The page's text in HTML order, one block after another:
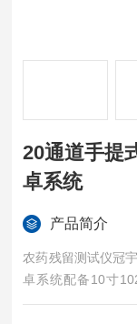
20通道手提
卓系统
产品简介
农药残留测试仪冠
卓系统配备10寸
统，1G+8G内存